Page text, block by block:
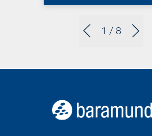
1 / 8